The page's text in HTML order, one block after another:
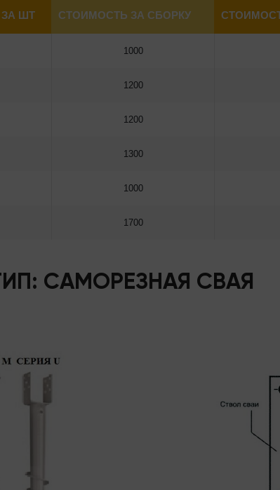
ШТ СТОИМОСТЬ ЗА СБОРКУ
1000
1200
1200
1300
1000
1700
САМОРЕЗНАЯ СВАЯ